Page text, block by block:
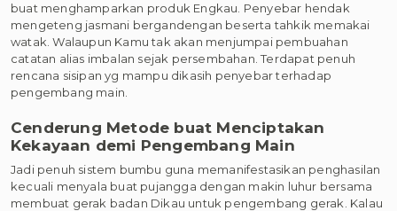
buat menghamparkan produk Engkau. Penyebar hendak
mengeteng jasmani bergandengan beserta tahkik memakai
watak. Walaupun Kamu tak akan menjumpai pembuahan
catatan alias imbalan sejak persembahan. Terdapat penuh
rencana sisipan yg mampu dikasih penyebar terhadap
pengembang main.
Cenderung Metode buat Menciptakan
Kekayaan demi Pengembang Main
Jadi penuh sistem bumbu guna memanifestasikan penghasilan
kecuali menyala buat pujangga dengan makin luhur bersama
membuat gerak badan Dikau untuk pengembang gerak. Kalau